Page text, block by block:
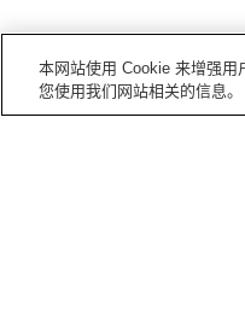
本网站使用 Cookie 来增强用
您使用我们网站相关的信息。